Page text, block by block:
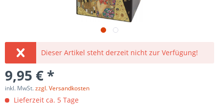
Dieser Artikel steht derzeit nicht zur Verfügung!
9,95 € *
inkl. MwSt.zzgl. Versandkosten
Lieferzeit ca. 5 Tage